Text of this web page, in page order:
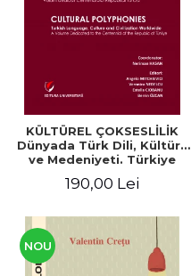
KÜLTÜREL ÇOKSESLİLİK
Dünyada Türk Dili, Kültürü
ve Medeniyeti. Türkiye
Armağan/ POLIFONII
și civilizația turcă în lume.
Centenarului
190,00 Lei
NOU